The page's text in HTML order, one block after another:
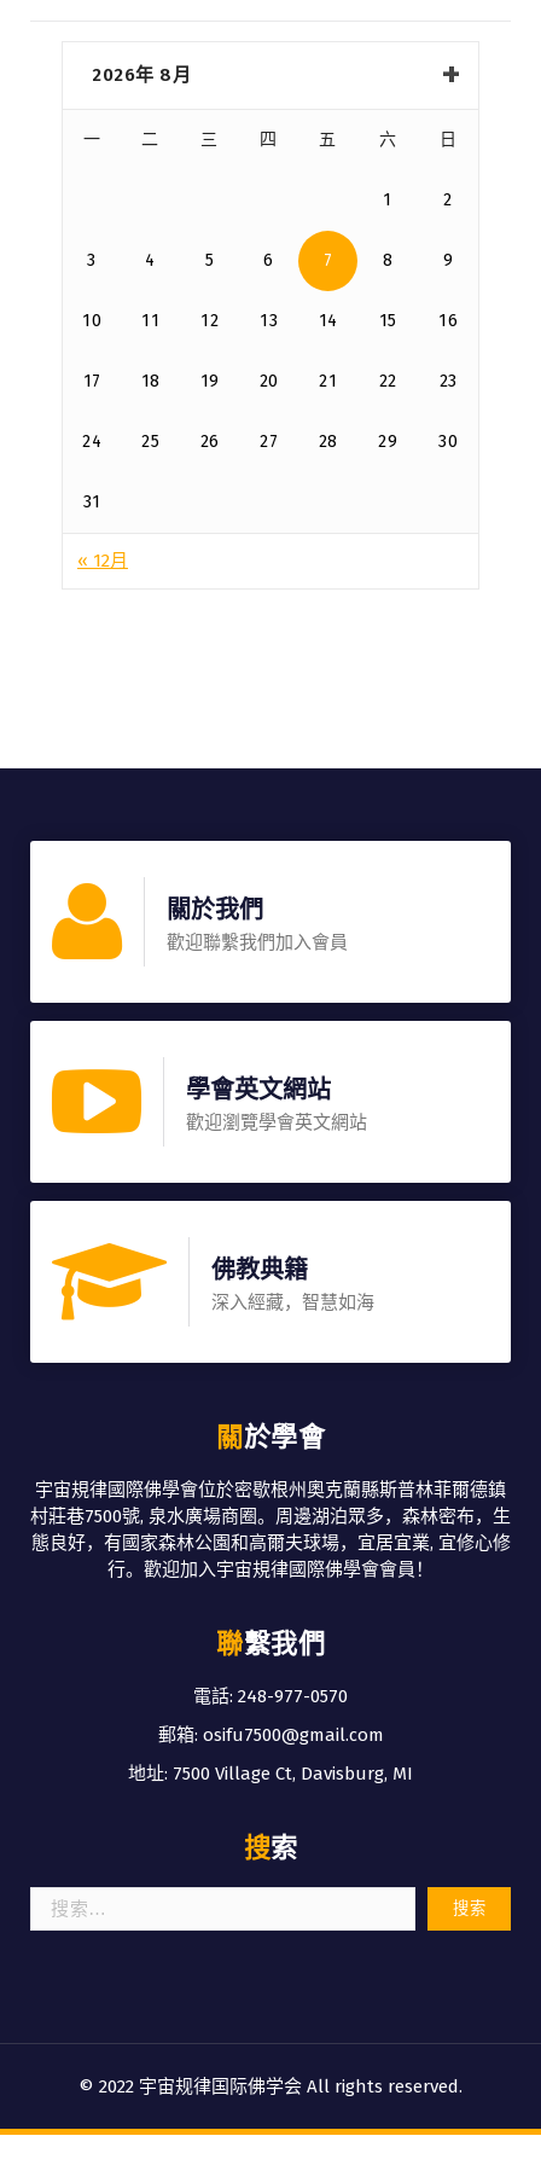
2026年 8月
一 二 三 四 五 六 日
1 2
3 4 5 6 7 8 9
10 11 12 13 14 15 16
17 18 19 20 21 22 23
24 25 26 27 28 29 30
31
« 12月
關於我們
歡迎聯繫我們加入會員
學會英文網站
歡迎瀏覽學會英文網站
佛教典籍
深入經藏，智慧如海
關於學會
宇宙規律國際佛學會位於密歇根州奧克蘭縣斯普林菲爾德鎮
村莊巷7500號, 泉水廣場商圈。周邊湖泊眾多，森林密布，生
態良好，有國家森林公園和高爾夫球場，宜居宜業, 宜修心修
行。歡迎加入宇宙規律國際佛學會會員！
聯繫我們
電話: 248-977-0570
郵箱: osifu7500@gmail.com
地址: 7500 Village Ct, Davisburg, MI
搜索
索：
© 2022 宇宙规律国际佛学会 All rights reserved.